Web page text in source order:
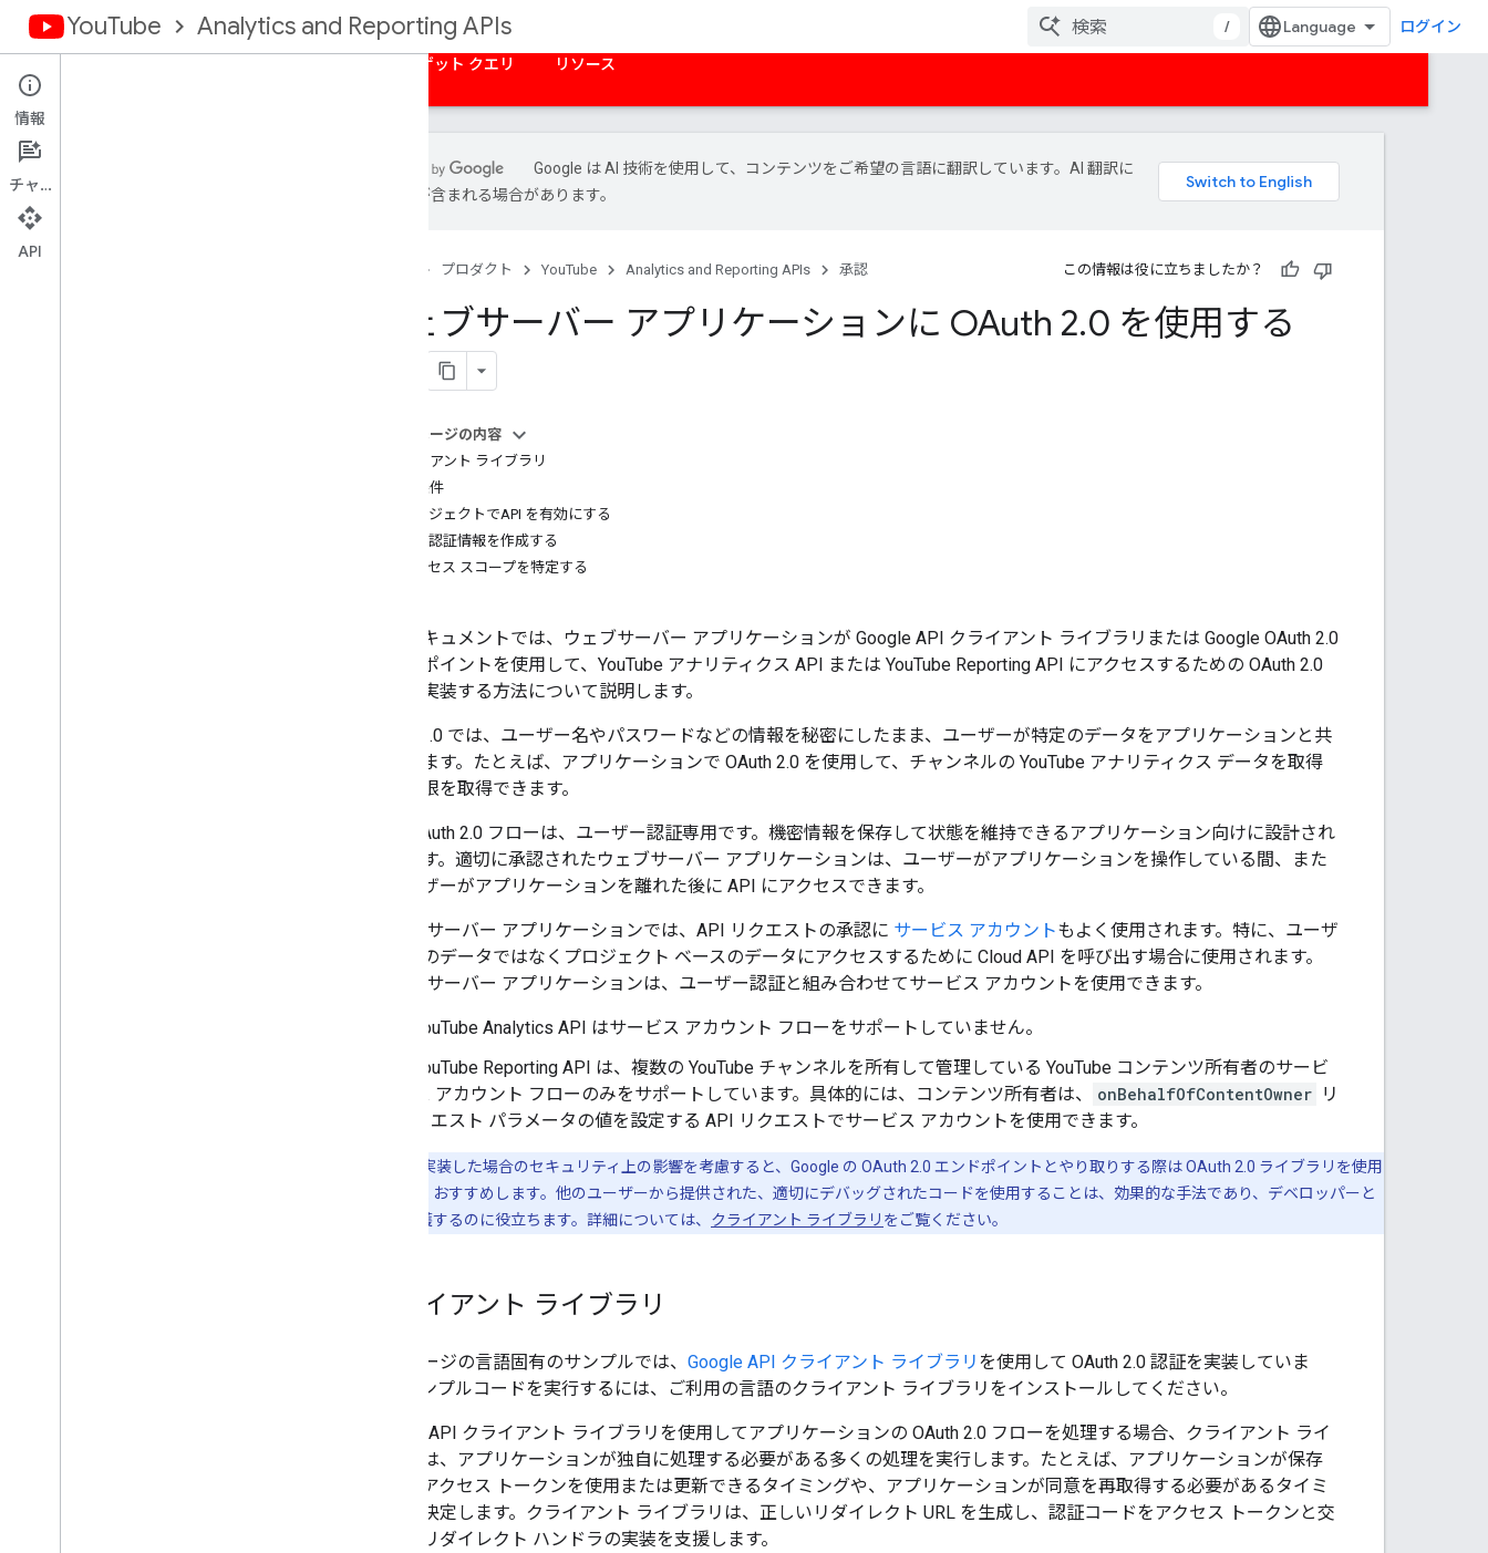
YouTube Analytics and Reporting APIs / ログイン
ターゲット クエリ リソース
概要
認証情報を取得する
Google は AI 技術を使用して、コンテンツをご希望の言語に翻訳しています。AI 翻訳に
は誤りが含まれる場合があります。
プロダクト YouTube Analytics and Reporting APIs 承認 この情報は役に立ちましたか？
ウェブサーバー アプリケーションに OAuth 2.0 を使用する
このページの内容
クライアント ライブラリ
前提条件
プロジェクトでAPI を有効にする
承認認証情報を作成する
アクセス スコープを特定する
このドキュメントでは、ウェブサーバー アプリケーションが Google API クライアント ライブラリまたは Google OAuth 2.0
エンドポイントを使用して、YouTube アナリティクス API または YouTube Reporting API にアクセスするための OAuth 2.0
認可を実装する方法について説明します。
OAuth 2.0 では、ユーザー名やパスワードなどの情報を秘密にしたまま、ユーザーが特定のデータをアプリケーションと共
有できます。たとえば、アプリケーションで OAuth 2.0 を使用して、チャンネルの YouTube アナリティクス データを取得
する権限を取得できます。
この OAuth 2.0 フローは、ユーザー認証専用です。機密情報を保存して状態を維持できるアプリケーション向けに設計され
ています。適切に承認されたウェブサーバー アプリケーションは、ユーザーがアプリケーションを操作している間、また
はユーザーがアプリケーションを離れた後に API にアクセスできます。
ウェブ サーバー アプリケーションでは、API リクエストの承認に サービス アカウントもよく使用されます。特に、ユーザ
ー固有のデータではなくプロジェクト ベースのデータにアクセスするために Cloud API を呼び出す場合に使用されます。
ウェブ サーバー アプリケーションは、ユーザー認証と組み合わせてサービス アカウントを使用できます。
YouTube Analytics API はサービス アカウント フローをサポートしていません。
YouTube Reporting API は、複数の YouTube チャンネルを所有して管理している YouTube コンテンツ所有者のサービ
ス アカウント フローのみをサポートしています。具体的には、コンテンツ所有者は、
onBehalfOfContentOwner リ
クエスト パラメータの値を設定する API リクエストでサービス アカウントを使用できます。
適切に実装した場合のセキュリティ上の影響を考慮すると、Google の OAuth 2.0 エンドポイントとやり取りする際は OAuth 2.0 ライブラリを使用
することを強くおすすめします。他のユーザーから提供された、適切にデバッグされたコードを使用することは、効果的な手法であり、デベロッパーと
ユーザーを保護するのに役立ちます。詳細については、 クライアント ライブラリ をご覧ください。
クライアント ライブラリ
このページの言語固有のサンプルでは、 Google API クライアント ライブラリ を使用して OAuth 2.0 認証を実装していま
す。サンプルコードを実行するには、ご利用の言語のクライアント ライブラリをインストールしてください。
Google API クライアント ライブラリを使用してアプリケーションの OAuth 2.0 フローを処理する場合、クライアント ライ
ブラリは、アプリケーションが独自に処理する必要がある多くの処理を実行します。たとえば、アプリケーションが保存
されたアクセス トークンを使用または更新できるタイミングや、アプリケーションが同意を再取得する必要があるタイミ
ングを決定します。クライアント ライブラリは、正しいリダイレクト URL を生成し、認証コードをアクセス トークンと交
換するリダイレクト ハンドラの実装を支援します。
情報
チャット
API